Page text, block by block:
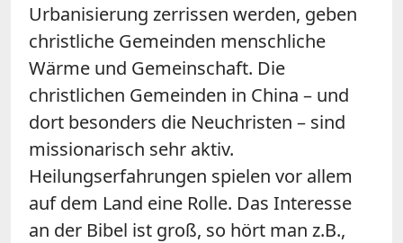
Urbanisierung zerrissen werden, geben
christliche Gemeinden menschliche
Wärme und Gemeinschaft. Die
christlichen Gemeinden in China – und
dort besonders die Neuchristen – sind
missionarisch sehr aktiv.
Heilungserfahrungen spielen vor allem
auf dem Land eine Rolle. Das Interesse
an der Bibel ist groß, so hört man z.B.,